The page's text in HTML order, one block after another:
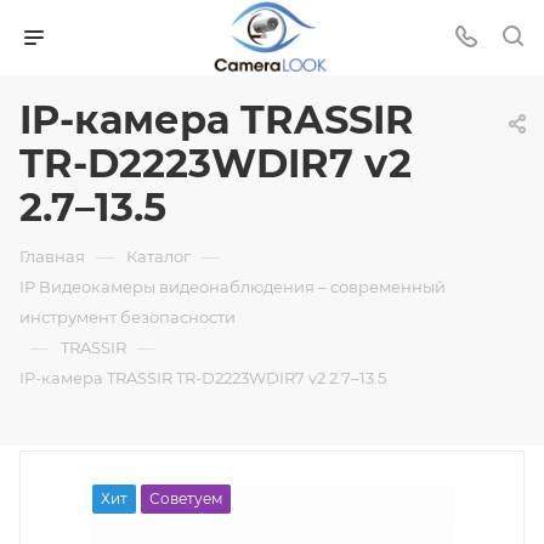
IP-камера TRASSIR
TR-D2223WDIR7 v2
2.7–13.5
Главная — Каталог —
IP Видеокамеры видеонаблюдения – современный
инструмент безопасности
— TRASSIR —
IP-камера TRASSIR TR-D2223WDIR7 v2 2.7–13.5
Хит Советуем